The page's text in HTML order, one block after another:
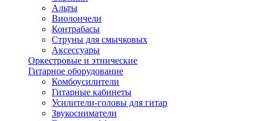
Альты
Виолончели
Контрабасы
Струны для смычковых
Аксеcсуары
Оркестровые и этнические
Гитарное оборудование
Комбоусилители
Гитарные кабинеты
Усилители-головы для гитар
Звукосниматели